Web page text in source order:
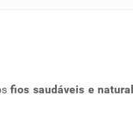
fios saudáveis e